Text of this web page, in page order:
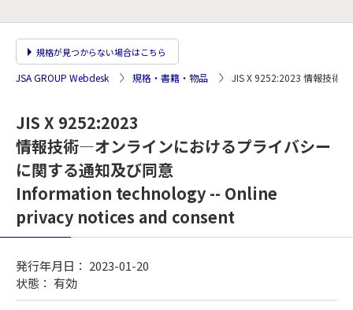
JSA GROUP Webdesk 規格・書籍・物品 JIS X 9252:2023 情報技術
規格が見つからない場合はこちら
JIS X 9252:2023
情報技術―オンラインにおけるプライバシー
に関する通知及び同意
Information technology -- Online
privacy notices and consent
発行年月日： 2023-01-20
状態： 有効